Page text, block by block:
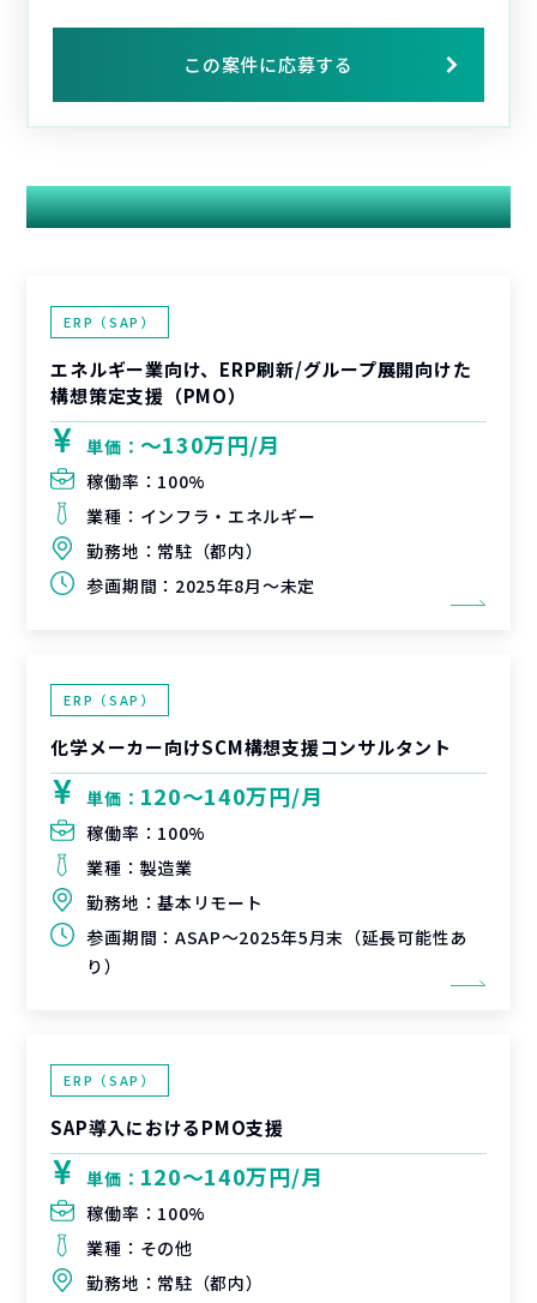
この案件に応募する
関連する案件
ERP（SAP）
エネルギー業向け、ERP刷新/グループ展開向けた
構想策定支援（PMO）
単価： 〜130万円/月
稼働率： 100%
業種： インフラ・エネルギー
勤務地： 常駐（都内）
参画期間： 2025年8月～未定
ERP（SAP）
化学メーカー向けSCM構想支援コンサルタント
単価： 120〜140万円/月
稼働率： 100%
業種： 製造業
勤務地：基本リモート
参画期間： ASAP～2025年5月末（延長可能性あ
り）
ERP（SAP）
SAP導入におけるPMO支援
単価： 120〜140万円/月
稼働率： 100%
業種： その他
勤務地： 常駐（都内）